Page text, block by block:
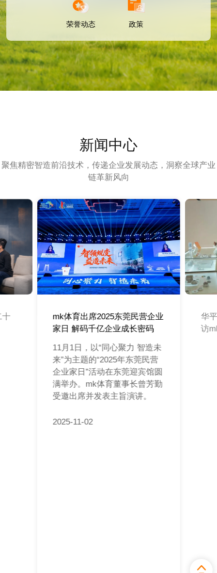
荣誉动态 政策
新闻中心
聚焦精密智造前沿技术，传递企业发展动态，洞察全球产业
链革新风向
十
mk体育出席2025东莞民营企业
家日 解码千亿企业成长密码
11月1日，以“同心聚力 智造未
来”为主题的“2025年东莞民营
企业家日”活动在东莞迎宾馆圆
满举办。mk体育董事长曾芳勤
受邀出席并发表主旨演讲。
2025-11-02
华
访